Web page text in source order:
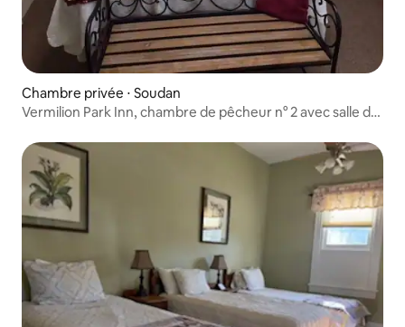
Chambre privée ⋅ Soudan
Vermilion Park Inn, chambre de pêcheur n° 2 avec salle de